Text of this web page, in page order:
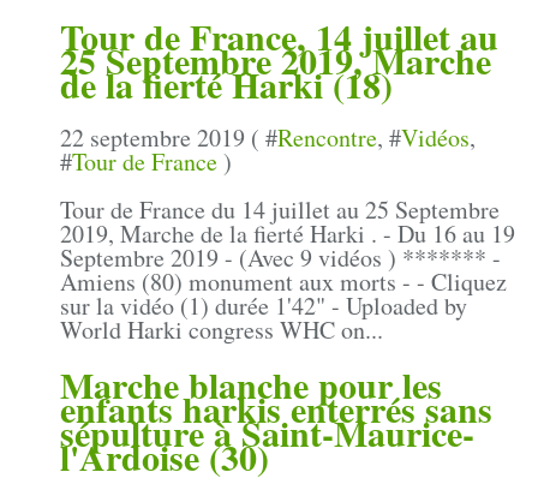
Tour de France, 14 juillet au
25 Septembre 2019, Marche
de la fierté Harki (18)
22 septembre 2019 ( #Rencontre, #Vidéos,
#Tour de France)
Tour de France du 14 juillet au 25 Septembre
2019, Marche de la fierté Harki . - Du 16 au 19
Septembre 2019 - (Avec 9 vidéos ) ******* -
Amiens (80) monument aux morts - - Cliquez
sur la vidéo (1) durée 1'42" - Uploaded by
World Harki congress WHC on...
Marche blanche pour les
enfants harkis enterrés sans
sépulture à Saint-Maurice-
l'Ardoise (30)